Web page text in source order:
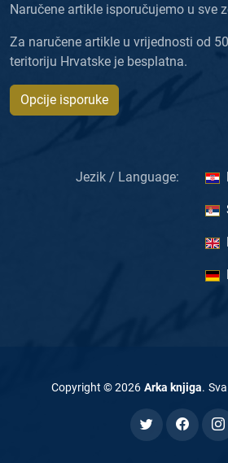
Naručene artikle isporučujemo u sve
Za naručene artikle u vrijednosti od
teritoriju Hrvatske je besplatna.
Opcije isporuke
Jezik / Language:
Copyright ©2026 Arka knjiga.